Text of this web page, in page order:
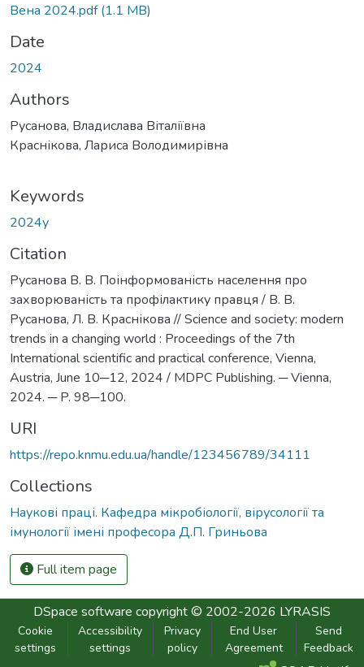
Вена 2024.pdf(1.1 MB)
Date
2024
Authors
Русанова, Владислава Віталіївна
Краснікова, Лариса Володимирівна
Keywords
2024у
Citation
Русанова В. В. Поінформованість населення про
захворюваність та профілактику правця / В. В.
Русанова, Л. В. Краснікова // Science and society: modern
trends in a changing world : Proceedings of the 7th
International scientific and practical conference, Vienna,
Austria, June 10─12, 2024 / MDPC Publishing. ─ Vienna,
2024. ─ P. 98─100.
URI
https://repo.knmu.edu.ua/handle/123456789/34111
Collections
Наукові праці. Кафедра мікробіології, вірусології та
імунології імені професора Д.П. Гриньова
Full item page
DSpace software copyright © 2002-2026 LYRASIS
Cookie
settings
Accessibility
settings
Privacy
policy
End User
Agreement
Send
Feedback